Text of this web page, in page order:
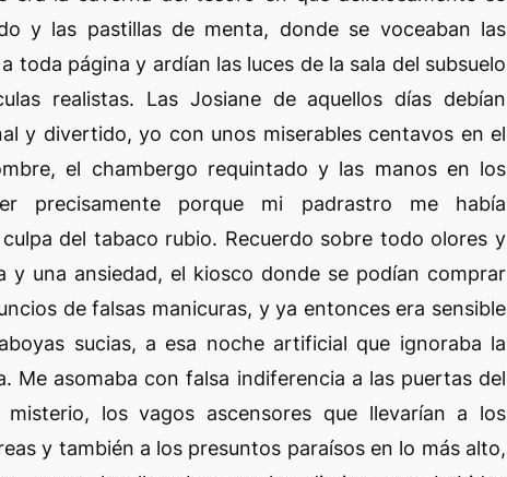
y las pastillas de menta, donde se voceaban las
toda página y ardían las luces de la sala del subsuelo
realistas. Las Josiane de aquellos días debían
y divertido, yo con unos miserables centavos en el
el chambergo requintado y las manos en los
precisamente porque mi padrastro me había
del tabaco rubio. Recuerdo sobre todo olores y
y una ansiedad, el kiosco donde se podían comprar
de falsas manicuras, y ya entonces era sensible
sucias, a esa noche artificial que ignoraba la
Me asomaba con falsa indiferencia a las puertas del
los vagos ascensores que llevarían a los
y también a los presuntos paraísos en lo más alto,